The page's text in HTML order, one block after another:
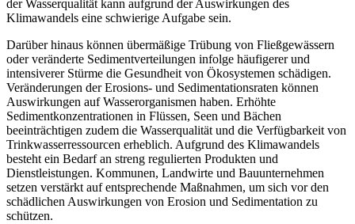
der Wasserqualität kann aufgrund der Auswirkungen des
Klimawandels eine schwierige Aufgabe sein.
Darüber hinaus können übermäßige Trübung von Fließgewässern
oder veränderte Sedimentverteilungen infolge häufigerer und
intensiverer Stürme die Gesundheit von Ökosystemen schädigen.
Veränderungen der Erosions- und Sedimentationsraten können
Auswirkungen auf Wasserorganismen haben. Erhöhte
Sedimentkonzentrationen in Flüssen, Seen und Bächen
beeinträchtigen zudem die Wasserqualität und die Verfügbarkeit von
Trinkwasserressourcen erheblich. Aufgrund des Klimawandels
besteht ein Bedarf an streng regulierten Produkten und
Dienstleistungen. Kommunen, Landwirte und Bauunternehmen
setzen verstärkt auf entsprechende Maßnahmen, um sich vor den
schädlichen Auswirkungen von Erosion und Sedimentation zu
schützen.